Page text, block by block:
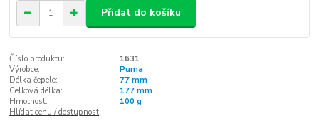
Přidat do košíku
Číslo produktu:
1631
Výrobce:
Puma
Délka čepele:
77 mm
Celková délka:
177 mm
Hmotnost:
100 g
Hlídat cenu / dostupnost